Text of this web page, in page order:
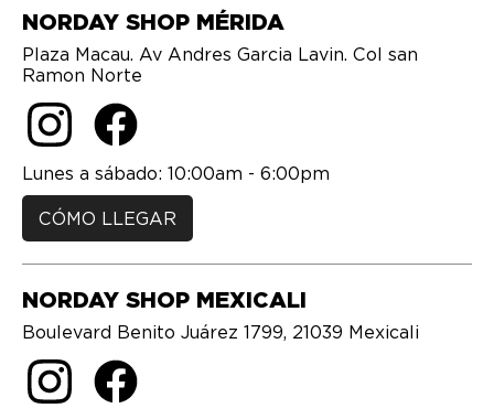
NORDAY SHOP MÉRIDA
Plaza Macau. Av Andres Garcia Lavin. Col san
Ramon Norte
CÓMO LLEGAR
NORDAY SHOP MEXICALI
Boulevard Benito Juárez 1799, 21039 Mexicali